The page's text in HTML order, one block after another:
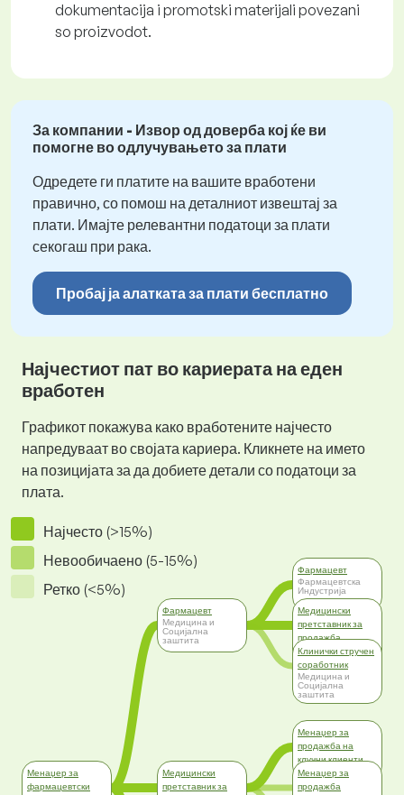
dokumentacija i promotski materijali povezani
so proizvodot.
За компании - Извор од доверба кој ќе ви
помогне во одлучувањето за плати
Одредете ги платите на вашите вработени
правично, со помош на деталниот извештај за
плати. Имајте релевантни податоци за плати
секогаш при рака.
Пробај ја алатката за плати бесплатно
Најчестиот пат во кариерата на еден
вработен
Графикот покажува како вработените најчесто
напредуваат во својата кариера. Кликнете на името
на позицијата за да добиете детали со податоци за
плата.
Најчесто (>15%)
Невообичаено (5-15%)
Ретко (<5%)
Менаџер за
фармацевтски
Фармацевт
Медицина и
Социјална
заштита
Медицински
претставник за
Фармацевт
Фармацевтска
Индустрија
Медицински
претставник за
продажба
Медицина и
Социјална
заштита
Клинички стручен
соработник
Медицина и
Социјална
заштита
Менаџер за
продажба на
клучни клиенти
Трговија
Менаџер за
продажба